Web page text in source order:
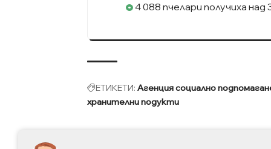
4 088 пчелари получиха над
ЕТИКЕТИ: Агенция социално
хранителни подукти